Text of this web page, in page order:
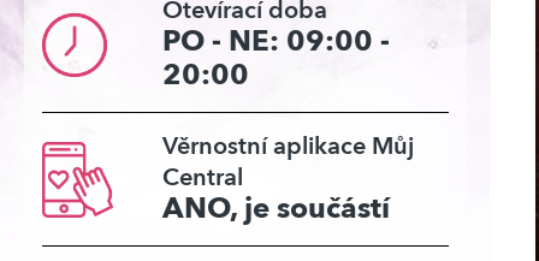
Otevírací doba
PO - NE: 09:00 -
20:00
Věrnostní aplikace Můj
Central
ANO, je součástí